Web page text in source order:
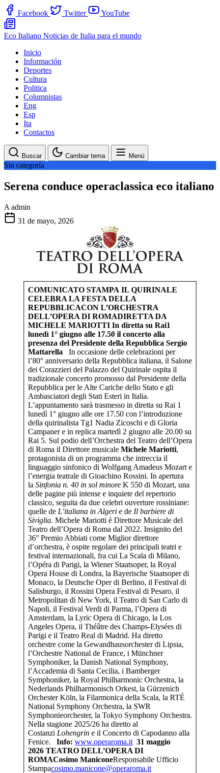
Facebook Twitter YouTube
Eco Italiano Noticias de Italia para el mundo
Inicio
Información
Deportes
Cultura
Politica
Columnistas
Eng
Esp
Ita
Contactos
Buscar Cambiar tema Menú
Sin categoría
Serena conduce operaclassica eco italiano
A admin
31 de mayo, 2026
COMUNICATO STAMPA IL QUIRINALE
CELEBRA LA FESTA DELLA
REPUBBLICACON L’ORCHESTRA
DELL’OPERA DI ROMADIRETTA DA
MICHELE MARIOTTI In diretta su Rai1
lunedì 1° giugno alle 17.50 il concerto alla
presenza del Presidente della Repubblica Sergio
Mattarella
In occasione delle celebrazioni per
l’80° anniversario della Repubblica italiana, il Salone
dei Corazzieri del Palazzo del Quirinale ospita il
tradizionale concerto promosso dal Presidente della
Repubblica per le Alte Cariche dello Stato e gli
Ambasciatori degli Stati Esteri in Italia.
L’appuntamento sarà trasmesso in diretta su Rai 1
lunedì 1° giugno alle ore 17.50 con l’introduzione
della quirinalista Tg1 Nadia Zicoschi e di Gloria
Campaner e in replica martedì 2 giugno alle 20.00 su
Rai 5. Sul podio dell’Orchestra del Teatro dell’Opera
di Roma il Direttore musicale Michele Mariotti,
protagonista di un programma che intreccia il
linguaggio sinfonico di Wolfgang Amadeus Mozart e
l’energia teatrale di Gioachino Rossini. In apertura
la Sinfonia n. 40 in sol minore K 550 di Mozart, una
delle pagine più intense e inquiete del repertorio
classico, seguita da due celebri ouverture rossiniane:
quelle de L’italiana in Algeri e de Il barbiere di
Siviglia. Michele Mariotti è Direttore Musicale del
Teatro dell’Opera di Roma dal 2022. Insignito del
36° Premio Abbiati come Miglior direttore
d’orchestra, è ospite regolare dei principali teatri e
festival internazionali, fra cui La Scala di Milano,
l’Opéra di Parigi, la Wiener Staatsoper, la Royal
Opera House di Londra, la Bayerische Staatsoper di
Monaco, la Deutsche Oper di Berlino, il Festival di
Salisburgo, il Rossini Opera Festival di Pesaro, il
Metropolitan di New York, il Teatro di San Carlo di
Napoli, il Festival Verdi di Parma, l’Opera di
Amsterdam, la Lyric Opera di Chicago, la Los
Angeles Opera, il Théâtre des Champs-Elysées di
Parigi e il Teatro Real di Madrid. Ha diretto
orchestre come la Gewandhausorchester di Lipsia,
l’Orchestre National de France, i Münchner
Symphoniker, la Danish National Symphony,
l’Accademia di Santa Cecilia, i Bamberger
Symphoniker, la Royal Philharmonic Orchestra, la
Nederlands Philharmonisch Orkest, la Gürzenich
Orchester Köln, la Filarmonica della Scala, la RTÉ
National Symphony Orchestra, la SWR
Symphonieorchester, la Tokyo Symphony Orchestra.
Nella stagione 2025/26 ha diretto al
Costanzi Lohengrin e il Concerto di Capodanno alla
Fenice. Info: www.operaroma.it 31 maggio
2026 TEATRO DELL’OPERA DI
ROMACosimo ManiconeResponsabile Ufficio
Stampacosimo.manicone@operaroma.it